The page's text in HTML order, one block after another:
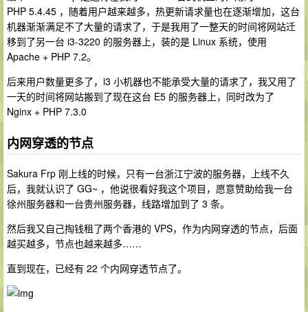
PHP 5.4.45 ，随着用户越来越多，热更新请求量也在逐渐增加，这台
机器渐渐满足不了大量的请求了，于是我用了一整天的时间将网站迁
移到了另一台 i3-3220 的服务器上，装的是 Linux 系统，使用
Apache + PHP 7.2。
后来用户数量更多了，i3 小机器也不能承受大量的请求了，我又用了
一天的时间将网站搬到了现在这台 E5 的服务器上，同时改为了
Nginx + PHP 7.3.0
内网穿透的节点
Sakura Frp 刚上线的时候，只有一台浙江宁波的服务器，上线不久
后，我就认识了 GG~ ，他说很看好我这个项目，愿意赞助给我一台
徐州服务器和一台贵州服务器，线路增加到了 3 条。
然后我又自己掏钱租了两个香港的 VPS，作为内网穿透的节点，后面
越买越多，节点也越来越多……
直到现在，已经有 22 个内网穿透节点了。